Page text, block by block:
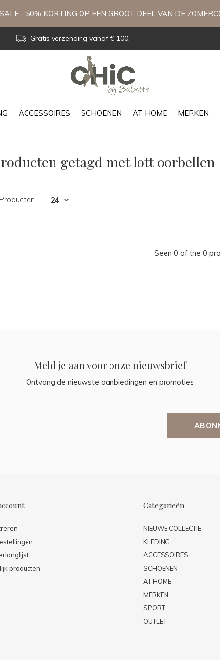
ACCESSOIRES SCHOENEN AT HOME MERKEN
Gratis verzending vanaf € 100,-
- 50% KORTING OP EEN GROOT DEEL VAN DE
getagd met lott oorbellen
Seen 0 of the 0
Meld je aan voor onze nieuwsbrief
Ontvang de nieuwste aanbiedingen en promoties
producten
Categorieën
NIEUWE COLLECTIE
KLEDING
ACCESSOIRES
SCHOENEN
AT HOME
MERKEN
SPORT
OUTLET